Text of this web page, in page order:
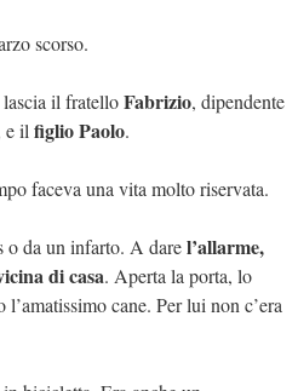
scorso.
il fratelloFabrizio, dipendente
e il figlio Paolo.
faceva una vita molto riservata.
o da un infarto. A darel’allarme,
di casa. Aperta la porta, lo
cane. Per lui non c’era